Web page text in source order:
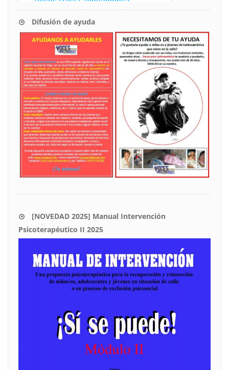
Difusión de ayuda
[NOVEDAD 2025] Manual Intervención
Psicoterapéutico II 2025